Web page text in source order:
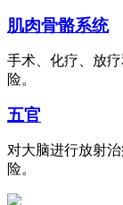
肌肉骨骼系统
手术、化疗、放
险。
五官
对大脑进行放射
险。